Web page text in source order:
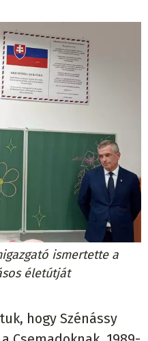
ismertette a
életútját
hogy Szénássy